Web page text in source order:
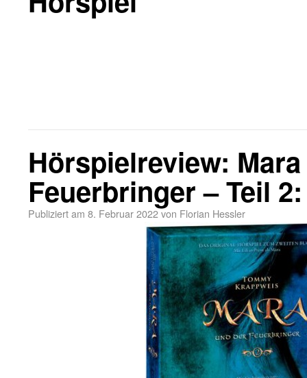
Hörspielreview:
Feuerbringer – Teil
Publiziert am 8. Februar 2022von Florian Hessler